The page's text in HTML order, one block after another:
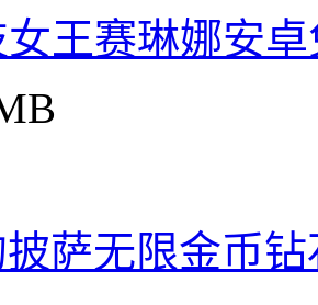
女王赛琳娜安
萨无限金币